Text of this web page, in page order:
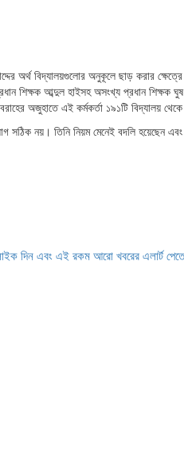
অর্থ বিদ্যালয়গুলোর অনুকূলে ছাড় করার
শিক্ষক আব্দুল হাইসহ অসংখ্য প্রধান শিক্ষক ঘুষ
অজুহাতে এই কর্মকর্তা ১৯১টি বিদ্যালয়
নয়। তিনি নিয়ম মেনেই বদলি হয়েছেন এবং
দিন এবং এই রকম আরো খবরের এলার্ট